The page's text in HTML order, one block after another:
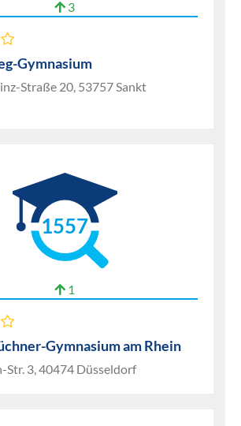
3
Gymnasium
Straße 20, 53757 Sankt
1557
1
Gymnasium am Rhein
Str. 3, 40474 Düsseldorf